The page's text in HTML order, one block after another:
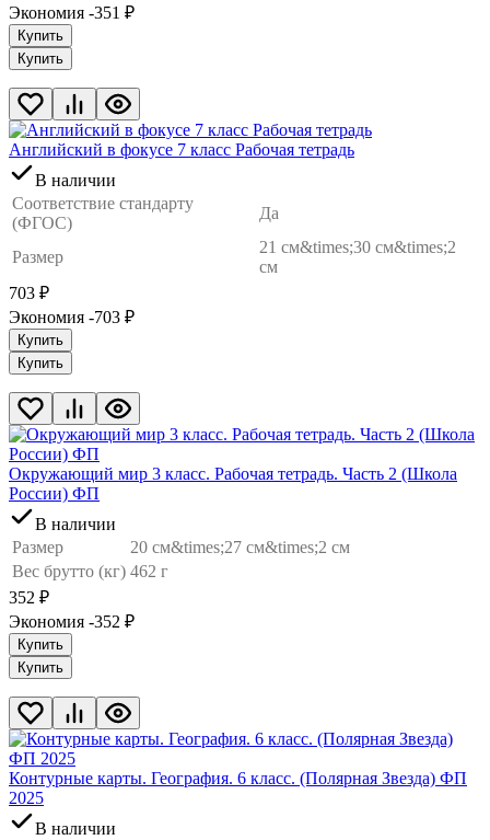
Экономия -351 ₽
Купить
Купить
Английский в фокусе 7 класс Рабочая тетрадь
В наличии
Соответствие стандарту
(ФГОС)
Да
Размер
21 см&times;30 см&times;2
см
703 ₽
Экономия -703 ₽
Купить
Купить
Окружающий мир 3 класс. Рабочая тетрадь. Часть 2 (Школа
России) ФП
В наличии
Размер
20 см&times;27 см&times;2 см
Вес брутто (кг) 462 г
352 ₽
Экономия -352 ₽
Купить
Купить
Контурные карты. География. 6 класс. (Полярная Звезда) ФП
2025
В наличии